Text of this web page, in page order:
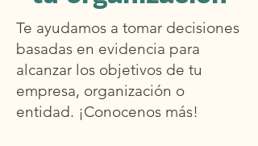
Te ayudamos a tomar decisiones
basadas en evidencia para
alcanzar los objetivos de tu
empresa, organización o
entidad. ¡Conocenos más!